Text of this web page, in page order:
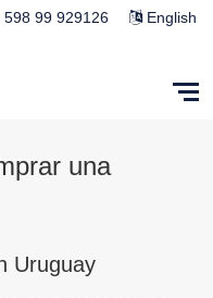
598 99 929126 English
una
Uruguay